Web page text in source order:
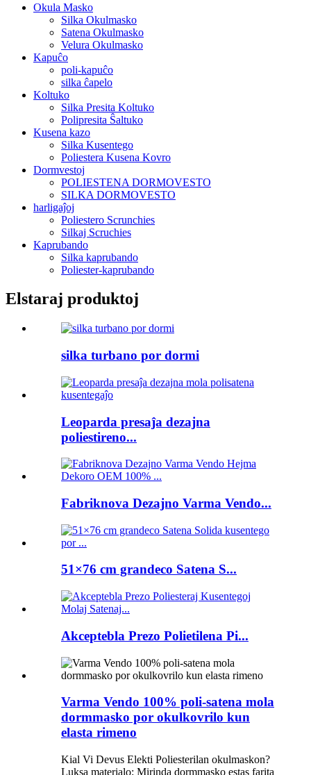
Okula Masko
Silka Okulmasko
Satena Okulmasko
Velura Okulmasko
Kapuĉo
poli-kapuĉo
silka ĉapelo
Koltuko
Silka Presita Koltuko
Polipresita Ŝaltuko
Kusena kazo
Silka Kusentego
Poliestera Kusena Kovro
Dormvestoj
POLIESTENA DORMOVESTO
SILKA DORMOVESTO
harligaĵoj
Poliestero Scrunchies
Silkaj Scruchies
Kaprubando
Silka kaprubando
Poliester-kaprubando
Elstaraj produktoj
silka turbano por dormi
Leoparda presaĵa dezajna
poliestireno...
Fabriknova Dezajno Varma Vendo...
51×76 cm grandeco Satena S...
Akceptebla Prezo Polietilena Pi...
Varma Vendo 100% poli-satena mola
dormmasko por okulkovrilo kun
elasta rimeno
Kial Vi Devus Elekti Poliesterilan okulmaskon?
Luksa materialo: Mirinda dormmasko estas farita